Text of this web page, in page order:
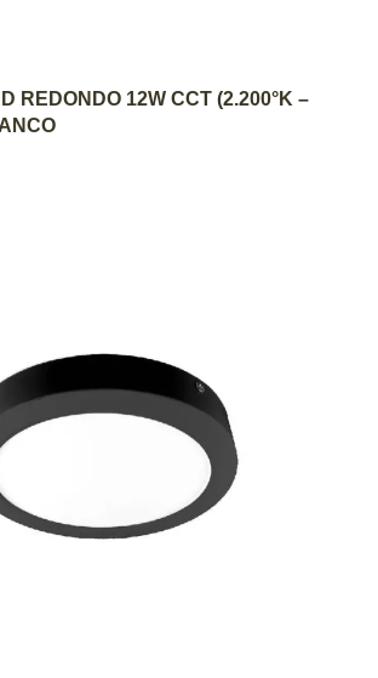
AGREGAR AL CARRITO
REDONDO 12W CCT (2.200°K –